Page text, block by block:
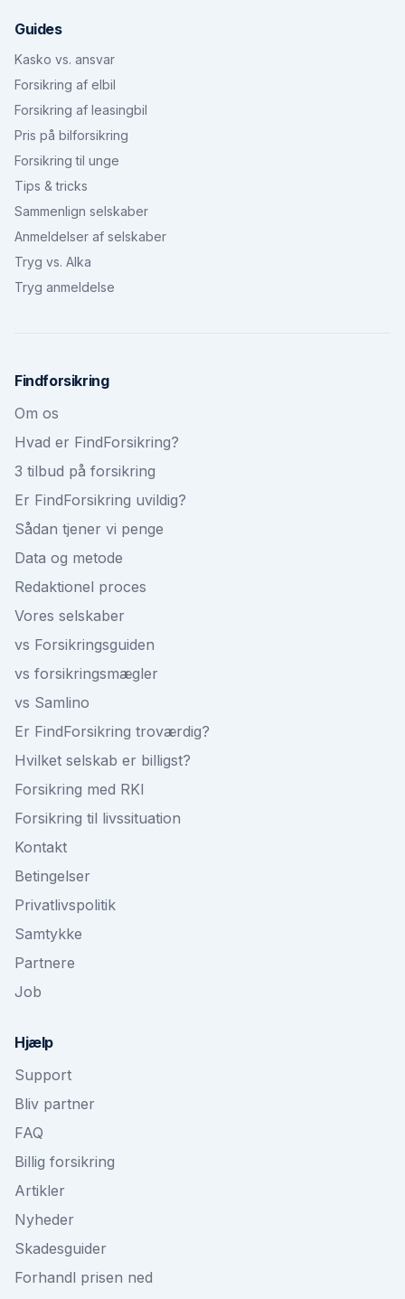
Guides
Kasko vs. ansvar
Forsikring af elbil
Forsikring af leasingbil
Pris på bilforsikring
Forsikring til unge
Tips & tricks
Sammenlign selskaber
Anmeldelser af selskaber
Tryg vs. Alka
Tryg anmeldelse
Findforsikring
Om os
Hvad er FindForsikring?
3 tilbud på forsikring
Er FindForsikring uvildig?
Sådan tjener vi penge
Data og metode
Redaktionel proces
Vores selskaber
vs Forsikringsguiden
vs forsikringsmægler
vs Samlino
Er FindForsikring troværdig?
Hvilket selskab er billigst?
Forsikring med RKI
Forsikring til livssituation
Kontakt
Betingelser
Privatlivspolitik
Samtykke
Partnere
Job
Hjælp
Support
Bliv partner
FAQ
Billig forsikring
Artikler
Nyheder
Skadesguider
Forhandl prisen ned